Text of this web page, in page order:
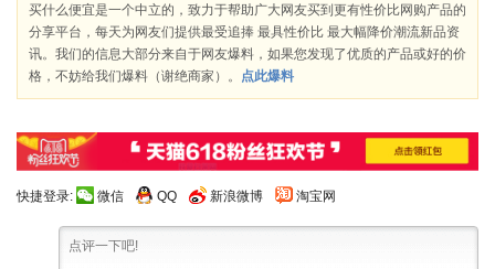
买什么便宜是一个中立的，致力于帮助广大网友买到更有性价比网购产品的
分享平台，每天为网友们提供最受追捧 最具性价比 最大幅降价潮流新品资
讯。我们的信息大部分来自于网友爆料，如果您发现了优质的产品或好的价
格，不妨给我们爆料（谢绝商家）。
点此爆料
快捷登录: 微信 QQ 新浪微博 淘宝网